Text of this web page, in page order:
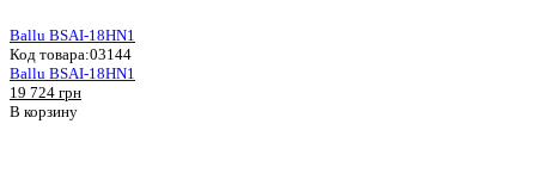
Ballu BSAI-18HN1
Код товара:03144
Ballu BSAI-18HN1
19 724 грн
В корзину